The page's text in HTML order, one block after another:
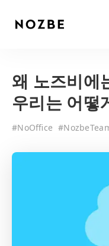
왜 노즈비에
우리는 어떻
#NoOffice #